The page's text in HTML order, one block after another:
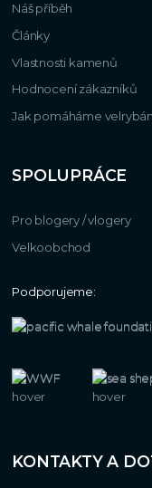
Náš příběh
Články
Vlastnosti kamenů
Hodnocení zákazníků
Jak pomáháme
SPOLUPRÁCE
Pro blogery / vlogery
Velkoobchod
Podporujeme:
KONTAKTY A